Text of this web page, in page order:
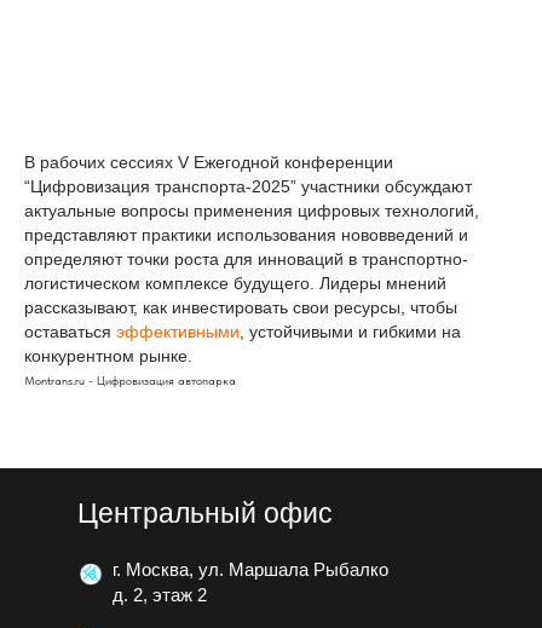
В рабочих сессиях V Ежегодной конференции
“Цифровизация транспорта-2025” участники обсуждают
актуальные вопросы применения цифровых технологий,
представляют практики использования нововведений и
определяют точки роста для инноваций в транспортно-
логистическом комплексе будущего. Лидеры мнений
рассказывают, как инвестировать свои ресурсы, чтобы
оставаться эффективными , устойчивыми и гибкими на
конкурентном рынке.
Montrans.ru - Цифровизация автопарка
г. Москва, ул. Маршала Рыбалко
д. 2, этаж 2
Центральный офис